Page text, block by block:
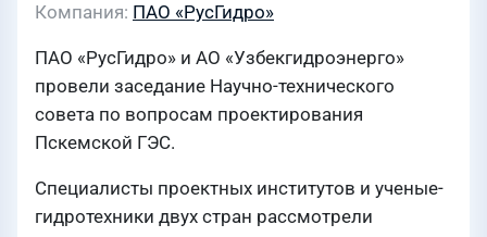
Компания ПАО «РусГидро»
ПАО «РусГидро» и АО «Узбекгидроэнерго»
провели заседание Научно-технического
совета по вопросам проектирования
Пскемской ГЭС.
Специалисты проектных институтов и ученые-
гидротехники двух стран рассмотрели